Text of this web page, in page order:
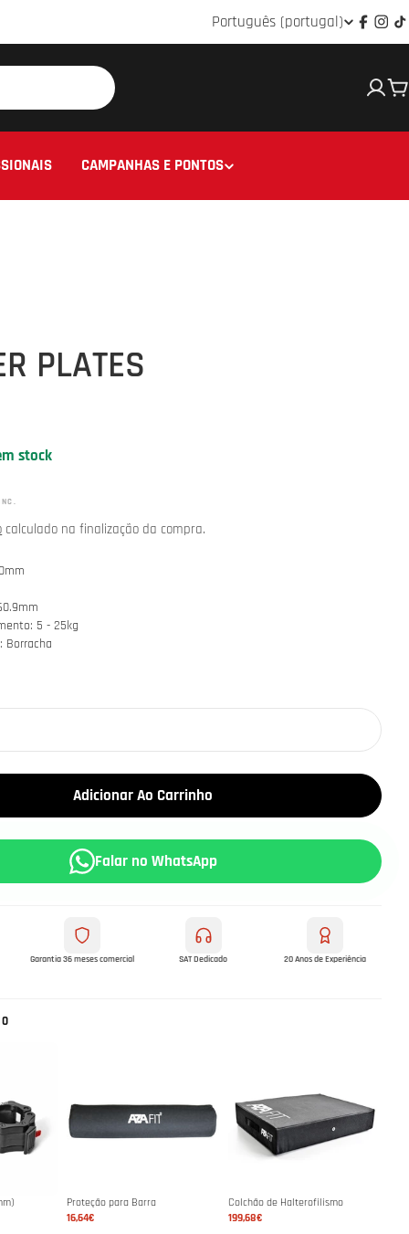
Idioma
Português (portugal)
CAMPANHAS E PONTOS
PLATES
stock
calculado na finalização da compra.
5 - 25kg
Borracha
Adicionar Ao Carrinho
Falar no WhatsApp
Garantia 36 meses comercial SAT Dedicado 20 Anos de Experiência
Proteção para Barra
16,64€
Colchão de Halterofilismo
199,68€